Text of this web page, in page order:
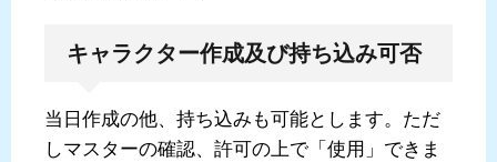
キャラクター作成及び持ち込み可否
当日作成の他、持ち込みも可能とします。ただ
しマスターの確認、許可の上で「使用」できま